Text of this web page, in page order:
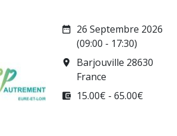
date_range
26 Septembre 2026
(09:00 - 17:30)
room
Barjouville 28630
France
account_balance_wallet 15.00€ - 65.00€